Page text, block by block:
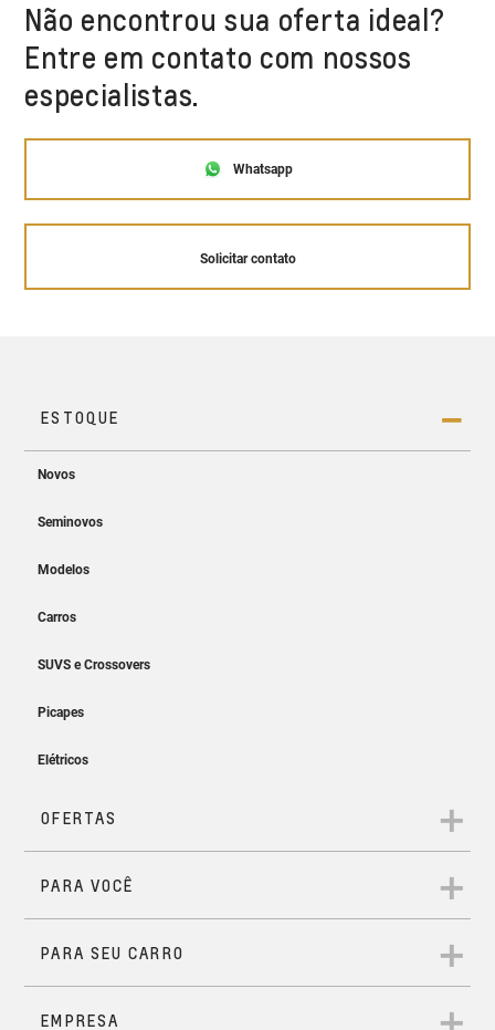
Não encontrou sua oferta ideal?
Entre em contato com nossos
especialistas.
Whatsapp
Solicitar contato